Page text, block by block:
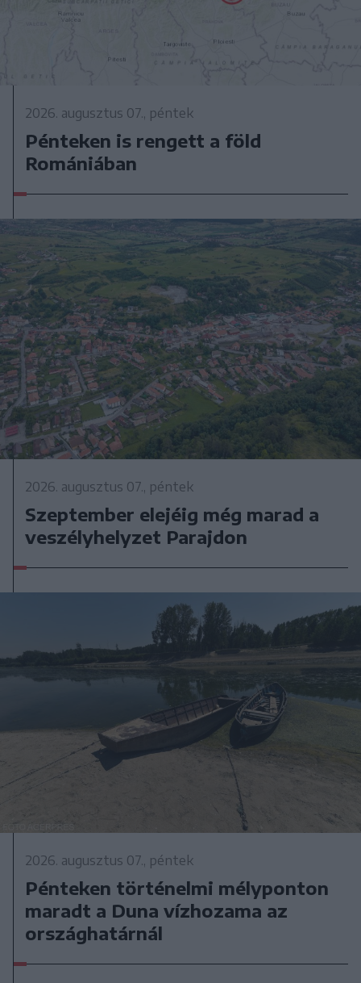
2026. augusztus 07., péntek
Pénteken is rengett a föld
Romániában
2026. augusztus 07., péntek
Szeptember elejéig még marad a
veszélyhelyzet Parajdon
2026. augusztus 07., péntek
Pénteken történelmi mélyponton
maradt a Duna vízhozama az
országhatárnál